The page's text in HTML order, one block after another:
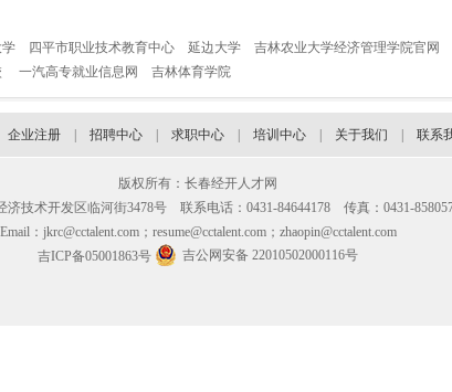
四平市职业技术教育中心 延边大学 吉林农业大学经济管理学院官网
一汽高专就业信息网 吉林体育学院
企业注册 招聘中心 求职中心 培训中心 关于我们 联系
版权所有：长春经开人才网
济技术开发区临河街3478号 联系电话：0431-84644178 传真：0431-
Email：jkrc@cctalent.com；resume@cctalent.com；zhaopin@cctalent.com
吉ICP备05001863号
吉公网安备 22010502000116号